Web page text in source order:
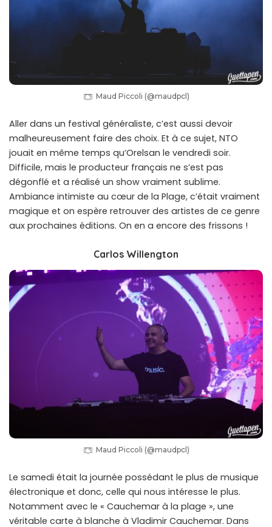
Maud Piccoli (@maudpcl)
Aller dans un festival généraliste, c’est aussi devoir
malheureusement faire des choix. Et à ce sujet, NTO
jouait en même temps qu’Orelsan le vendredi soir.
Difficile, mais le producteur français ne s’est pas
dégonflé et a réalisé un show vraiment sublime.
Ambiance intimiste au cœur de la Plage, c’était vraiment
magique et on espère retrouver des artistes de ce genre
aux prochaines éditions. On en a encore des frissons !
Carlos Willengton
Maud Piccoli (@maudpcl)
Le samedi était la journée possédant le plus de musique
électronique et donc, celle qui nous intéresse le plus.
Notamment avec le « Cauchemar à la plage », une
véritable carte à blanche à Vladimir Cauchemar. Dans